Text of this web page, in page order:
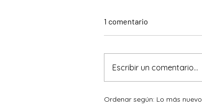
1 comentario
Escribir un comentario...
Ordenar según: Lo más nuevo